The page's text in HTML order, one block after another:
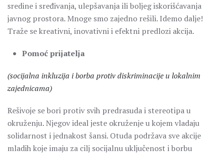
sredine i sređivanja, ulepšavanja ili boljeg iskorišćavanja
javnog prostora. Mnoge smo zajedno rešili. Idemo dalje!
Traže se kreativni, inovativni i efektni predlozi akcija.
Pomoć prijatelja
(socijalna inkluzija i borba protiv diskriminacije u lokalnim
zajednicama)
Rešivoje se bori protiv svih predrasuda i stereotipa u
okruženju. Njegov ideal jeste okruženje u kojem vladaju
solidarnost i jednakost šansi. Otuda podržava sve akcije
mladih koje imaju za cilj socijalnu uključenost i borbu